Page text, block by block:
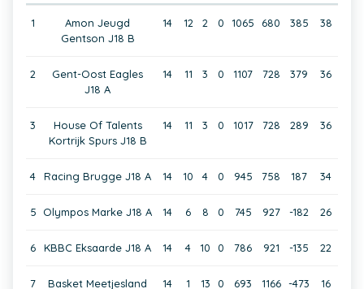
1
Amon Jeugd
Gentson J18 B
14 12 2 0 1065 680 385 38
2
Gent-Oost Eagles
J18 A
14 11 3 0 1107 728 379 36
3
House Of Talents
Kortrijk Spurs J18 B
14 11 3 0 1017 728 289 36
4 Racing Brugge J18 A 14 10 4 0 945 758 187 34
5 Olympos Marke J18 A 14 6 8 0 745 927 -182 26
6 KBBC Eksaarde J18 A 14 4 10 0 786 921 -135 22
7 Basket Meetjesland 14 1 13 0 693 1166 -473 16